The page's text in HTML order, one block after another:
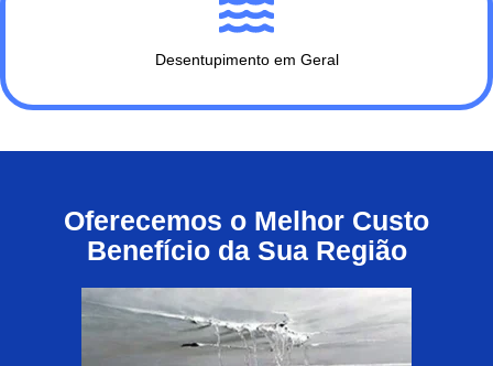
Desentupimento em Geral
Oferecemos o Melhor Custo
Benefício da Sua Região